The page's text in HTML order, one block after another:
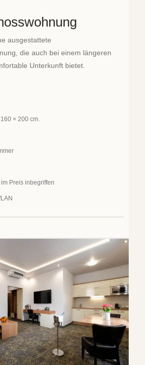
ausgestattete
die auch bei einem längeren
Unterkunft bietet.
× 200 cm.
Preis inbegriffen